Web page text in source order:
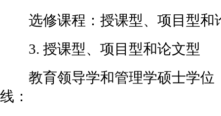
选修课程：授课型、项目型和
3. 授课型、项目型和论文型
教育领导学和管理学硕士学位
线：